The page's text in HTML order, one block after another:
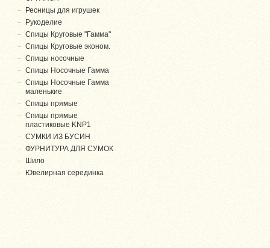
Ресницы для игрушек
Рукоделие
Спицы Круговые "Гамма"
Спицы Круговые эконом.
Спицы носочные
Спицы Носочные Гамма
Спицы Носочные Гамма
маленькие
Спицы прямые
Спицы прямые
пластиковые KNP1
СУМКИ ИЗ БУСИН
ФУРНИТУРА ДЛЯ СУМОК
Шило
Ювелирная серединка